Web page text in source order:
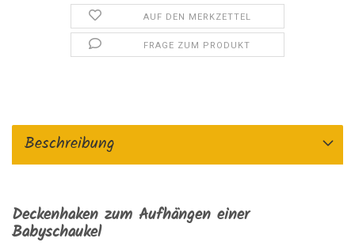
AUF DEN MERKZETTEL
FRAGE ZUM PRODUKT
Beschreibung
Deckenhaken zum Aufhängen einer
Babyschaukel